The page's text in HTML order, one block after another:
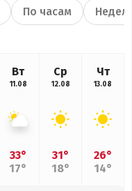
По часам
Вт
11.08
33°
17°
Ср
12.08
31°
18°
Чт
13.08
26°
14°